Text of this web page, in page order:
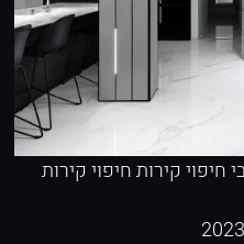
חיפוי קירותחיפוי קירות